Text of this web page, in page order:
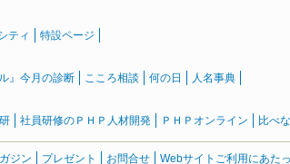
ティ 特設ページ
』今月の診断 こころ相談 何の日 人名事典
社員研修のＰＨＰ人材開発 ＰＨＰオンライン 比べ
ジン プレゼント お問合せ Webサイトご利用にあた